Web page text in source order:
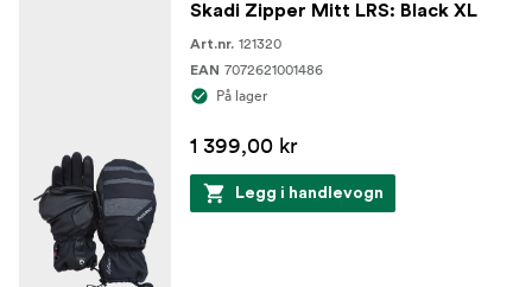
Skadi Zipper Mitt LRS: Black XL
Art.nr. 121320
EAN 7072621001486
På lager
1 399,00 kr
Legg i handlevogn